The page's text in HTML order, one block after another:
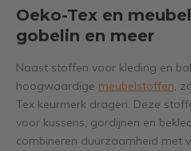
Oeko-Tex en
gobelin en meer
Naast stoffen voor kleding en
hoogwaardige meubelstoffen,
Tex keurmerk dragen. Deze
voor kussens, gordijnen en
combineren duurzaamheid met